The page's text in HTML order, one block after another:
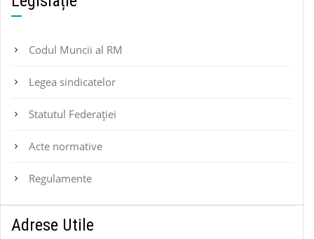
Codul Muncii al RM
Legea sindicatelor
Statutul Federaţiei
Acte normative
Regulamente
Adrese Utile